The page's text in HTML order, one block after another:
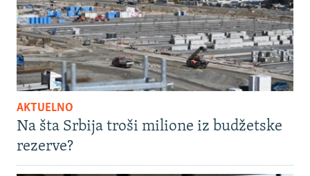
AKTUELNO
Na šta Srbija troši milione iz budžetske
rezerve?